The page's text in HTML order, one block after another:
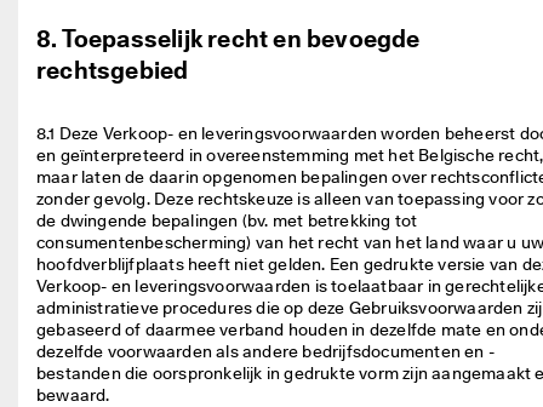
8. Toepasselijk recht en bevoegde
rechtsgebied
8.1 Deze Verkoop- en leveringsvoorwaarden worden beheerst
en geïnterpreteerd in overeenstemming met het Belgische recht,
maar laten de daarin opgenomen bepalingen over
zonder gevolg. Deze rechtskeuze is alleen van toepassing voor
de dwingende bepalingen (bv. met betrekking tot
consumentenbescherming) van het recht van het land waar u
hoofdverblijfplaats heeft niet gelden. Een gedrukte versie van
Verkoop- en leveringsvoorwaarden is toelaatbaar in
administratieve procedures die op deze Gebruiksvoorwaarden
gebaseerd of daarmee verband houden in dezelfde mate en
dezelfde voorwaarden als andere bedrijfsdocumenten en -
bestanden die oorspronkelijk in gedrukte vorm zijn aangemaakt
bewaard.